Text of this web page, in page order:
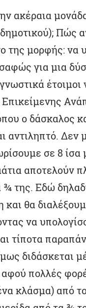
ακέραια
Πώς
της μορφής: να
για μια
ο δάσκαλος
αντιληπτό.
σε 8
αποτελούν
¾ της. Εδώ
και θα
να
τίποτα
διδάσκεται
πολλές
κλάσμα) από